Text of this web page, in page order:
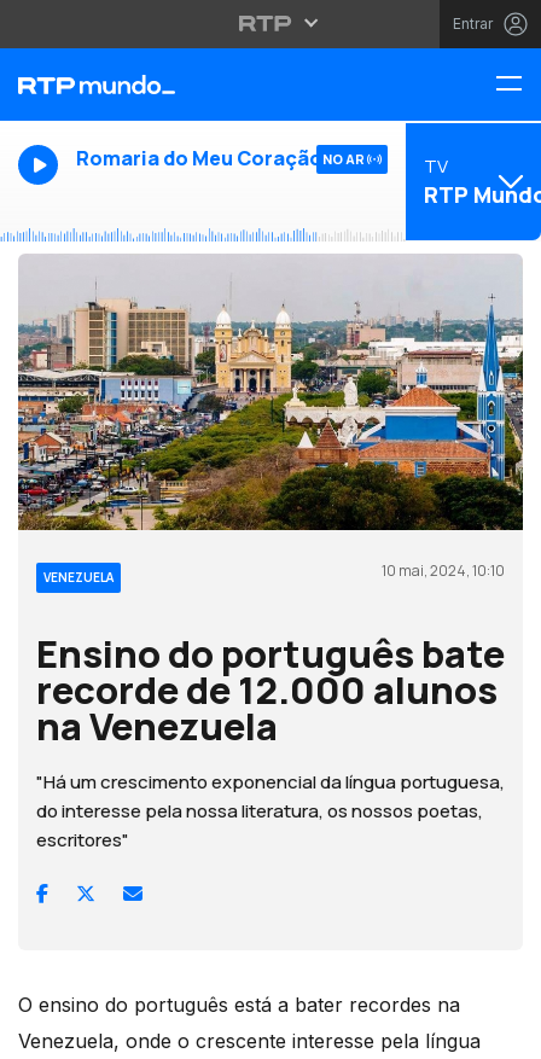
Entrar
Romaria do Meu Coração NO AR TV
RTP
VENEZUELA 10 mai, 2024, 10:10
Ensino do português bate
recorde de 12.000 alunos
na Venezuela
"Há um crescimento exponencial da língua portuguesa,
do interesse pela nossa literatura, os nossos poetas,
escritores"
O ensino do português está a bater recordes na
Venezuela, onde o crescente interesse pela língua